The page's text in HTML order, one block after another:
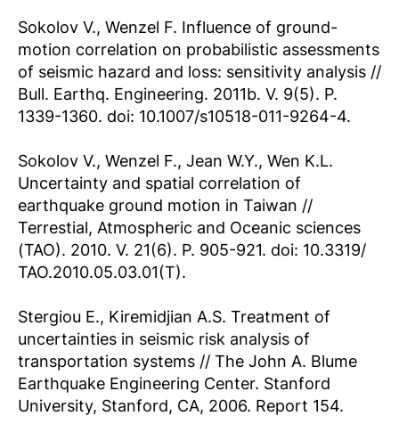
Sokolov V., Wenzel F. Influence of ground-
motion correlation on probabilistic assessments
of seismic hazard and loss: sensitivity analysis //
Bull. Earthq. Engineering. 2011b. V. 9(5). P.
1339-1360. doi: 10.1007/s10518-011-9264-4.
Sokolov V., Wenzel F., Jean W.Y., Wen K.L.
Uncertainty and spatial correlation of
earthquake ground motion in Taiwan //
Terrestial, Atmospheric and Oceanic sciences
(TAO). 2010. V. 21(6). P. 905-921. doi: 10.3319/
TAO.2010.05.03.01(T).
Stergiou E., Kiremidjian A.S. Treatment of
uncertainties in seismic risk analysis of
transportation systems // The John A. Blume
Earthquake Engineering Center. Stanford
University, Stanford, CA, 2006. Report 154.